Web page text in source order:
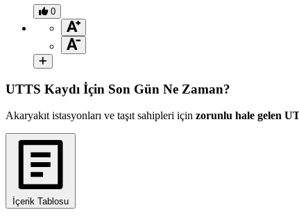
0
UTTS Kaydı İçin Son Gün Ne Zaman?
Akaryakıt istasyonları ve taşıt sahipleri için zorunlu hale gelen
İçerik Tablosu